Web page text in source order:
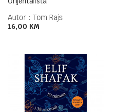
Autor : Tom Rajs
16,00 KM